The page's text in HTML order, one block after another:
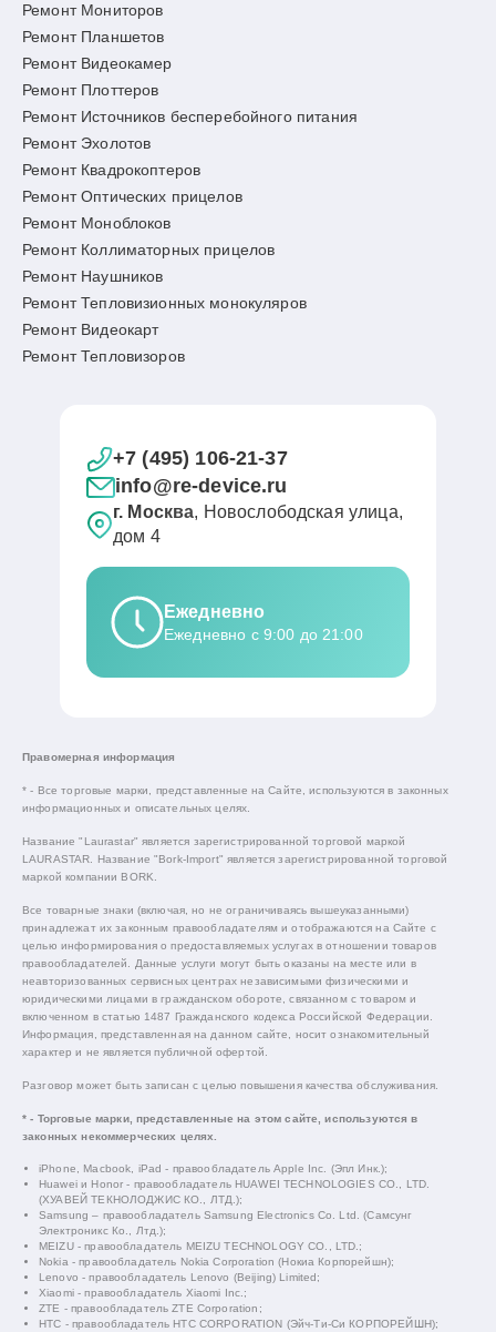
Ремонт Мониторов
Ремонт Планшетов
Ремонт Видеокамер
Ремонт Плоттеров
Ремонт Источников бесперебойного питания
Ремонт Эхолотов
Ремонт Квадрокоптеров
Ремонт Оптических прицелов
Ремонт Моноблоков
Ремонт Коллиматорных прицелов
Ремонт Наушников
Ремонт Тепловизионных монокуляров
Ремонт Видеокарт
Ремонт Тепловизоров
+7 (495) 106-21-37
info@re-device.ru
г. Москва, Новослободская улица,
дом 4
Ежедневно
Ежедневно с 9:00 до 21:00
Правомерная информация
* - Все торговые марки, представленные на Сайте, используются в законных
информационных и описательных целях.
Название "Laurastar" является зарегистрированной торговой маркой
LAURASTAR. Название "Bork-Import" является зарегистрированной торговой
маркой компании BORK.
Все товарные знаки (включая, но не ограничиваясь вышеуказанными)
принадлежат их законным правообладателям и отображаются на Сайте с
целью информирования о предоставляемых услугах в отношении товаров
правообладателей. Данные услуги могут быть оказаны на месте или в
неавторизованных сервисных центрах независимыми физическими и
юридическими лицами в гражданском обороте, связанном с товаром и
включенном в статью 1487 Гражданского кодекса Российской Федерации.
Информация, представленная на данном сайте, носит ознакомительный
характер и не является публичной офертой.
Разговор может быть записан с целью повышения качества обслуживания.
* - Торговые марки, представленные на этом сайте, используются в
законных некоммерческих целях.
iPhone, Macbook, iPad - правообладатель Apple Inc. (Эпл Инк.);
Huawei и Honor - правообладатель HUAWEI TECHNOLOGIES CO., LTD.
(ХУАВЕЙ ТЕКНОЛОДЖИС КО., ЛТД.);
Samsung – правообладатель Samsung Electronics Co. Ltd. (Самсунг
Электроникс Ко., Лтд.);
MEIZU - правообладатель MEIZU TECHNOLOGY CO., LTD.;
Nokia - правообладатель Nokia Corporation (Нокиа Корпорейшн);
Lenovo - правообладатель Lenovo (Beijing) Limited;
Xiaomi - правообладатель Xiaomi Inc.;
ZTE - правообладатель ZTE Corporation;
HTC - правообладатель HTC CORPORATION (Эйч-Ти-Си КОРПОРЕЙШН);